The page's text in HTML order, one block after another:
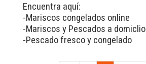
Encuentra aquí:
-Mariscos congelados online
-Mariscos y Pescados a domiclio
-Pescado fresco y congelado